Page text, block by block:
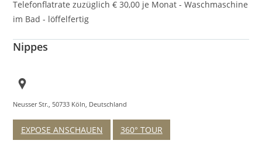
Telefonflatrate zuzüglich € 30,00 je Monat - Waschmaschine
im Bad - löffelfertig
Nippes
Neusser Str., 50733 Köln, Deutschland
EXPOSE ANSCHAUEN 360° TOUR